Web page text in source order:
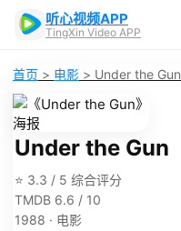
听心视频APP
TingXin Video APP
首页 > 电影 > Under the Gun
Under the Gun
⭐ 3.3 / 5 综合评分
TMDB 6.6 / 10
1988 · 电影